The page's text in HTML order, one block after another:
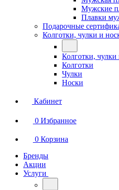
Мужские
Плавки
Подарочные
Колготки, чулки и
Колготки, чулки
Колготки
Чулки
Носки
Кабинет
0 Избранное
0 Корзина
Бренды
Акции
Услуги